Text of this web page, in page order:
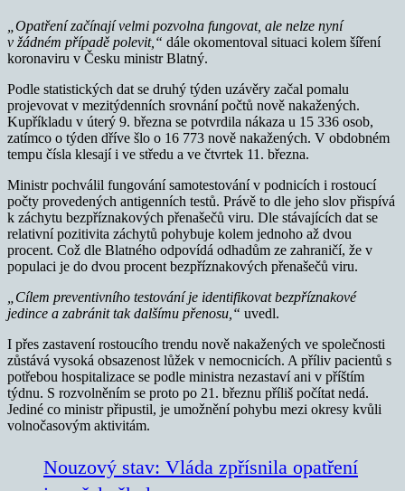
„Opatření začínají velmi pozvolna fungovat, ale nelze nyní
v žádném případě polevit,“ dále okomentoval situaci kolem šíření
koronaviru v Česku ministr Blatný.
Podle statistických dat se druhý týden uzávěry začal pomalu
projevovat v mezitýdenních srovnání počtů nově nakažených.
Kupříkladu v úterý 9. března se potvrdila nákaza u 15 336 osob,
zatímco o týden dříve šlo o 16 773 nově nakažených. V obdobném
tempu čísla klesají i ve středu a ve čtvrtek 11. března.
Ministr pochválil fungování samotestování v podnicích i rostoucí
počty provedených antigenních testů. Právě to dle jeho slov přispívá
k záchytu bezpříznakových přenašečů viru. Dle stávajících dat se
relativní pozitivita záchytů pohybuje kolem jednoho až dvou
procent. Což dle Blatného odpovídá odhadům ze zahraničí, že v
populaci je do dvou procent bezpříznakových přenašečů viru.
„Cílem preventivního testování je identifikovat bezpříznakové
jedince a zabránit tak dalšímu přenosu,“ uvedl.
I přes zastavení rostoucího trendu nově nakažených ve společnosti
zůstává vysoká obsazenost lůžek v nemocnicích. A příliv pacientů s
potřebou hospitalizace se podle ministra nezastaví ani v příštím
týdnu. S rozvolněním se proto po 21. březnu příliš počítat nedá.
Jediné co ministr připustil, je umožnění pohybu mezi okresy kvůli
volnočasovým aktivitám.
Nouzový stav: Vláda zpřísnila opatření